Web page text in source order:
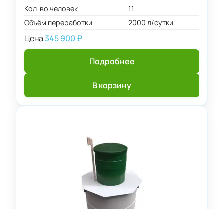
Кол-во человек
11
Объём переработки
2000 л/сутки
Цена 345 900 ₽
Подробнее
В корзину